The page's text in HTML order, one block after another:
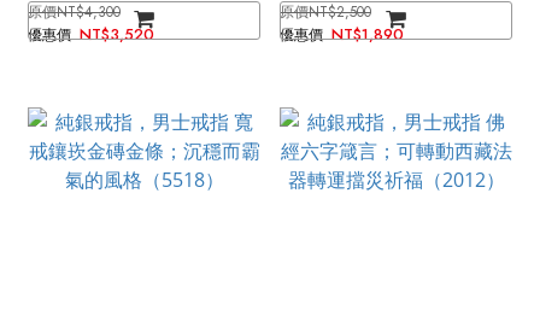
NT$4,300
NT$3,520
NT$2,500
NT$1,890